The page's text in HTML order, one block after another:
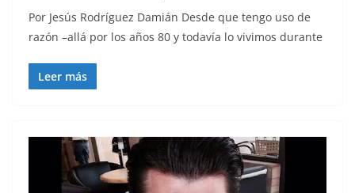
Por Jesús Rodríguez Damián Desde que tengo uso de
razón –allá por los años 80 y todavía lo vivimos durante
Leer más